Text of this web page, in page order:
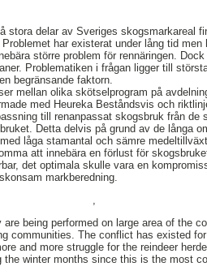
stora delar av Sveriges skogsmarkareal
har existerat under lång tid
större problem för rennäringen.
Problematiken i frågan ligger till
begränsande faktorn.
mellan olika skötselprogram på
med Heureka Beståndsvis och
till renanpassat skogsbruk från
Detta delvis på grund av de långa
låga stamantal och sämre
att innebära en förlust för
det optimala skulle vara en
markberedning.
being performed on large area of the
communities. The conflict has existed
and more struggle for the reindeer
winter months since this is the most